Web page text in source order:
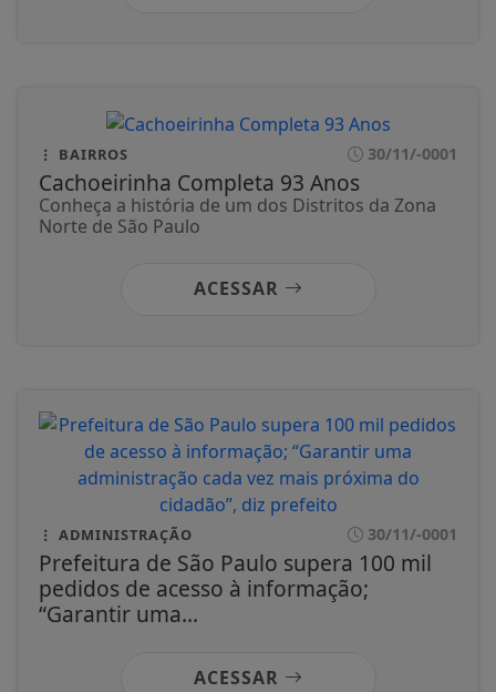
BAIRROS 30/11/-0001
Cachoeirinha Completa 93 Anos
Conheça a história de um dos Distritos da Zona
Norte de São Paulo
ACESSAR
ADMINISTRAÇÃO 30/11/-0001
Prefeitura de São Paulo supera 100 mil
pedidos de acesso à informação;
“Garantir uma...
ACESSAR